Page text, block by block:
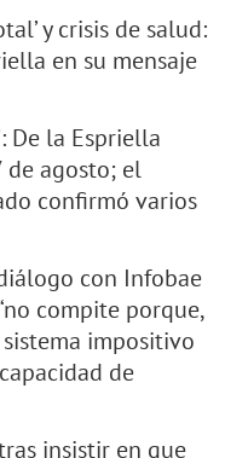
y crisis de salud:
en su mensaje
De la Espriella
de agosto; el
confirmó varios
con Infobae
compite porque,
impositivo
de
insistir en que